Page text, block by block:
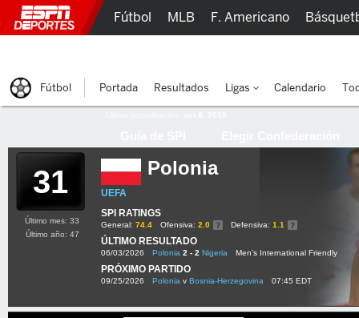
31 Polonia
UEFA
SPI RATINGS
General: 74.4 Ofensiva: 2.0 Defensiva: 1.1
ÚLTIMO RESULTADO
06/03/2026 Polonia 2 - 2 Nigeria Men's International Friendly
PRÓXIMO PARTIDO
09/25/2026 Polonia v Bosnia-Herzegovina 07:45 EDT
Último mes: 33
Último año: 47
Fútbol MLB F. Americano
Fútbol Portada Resultados Ligas Calendario